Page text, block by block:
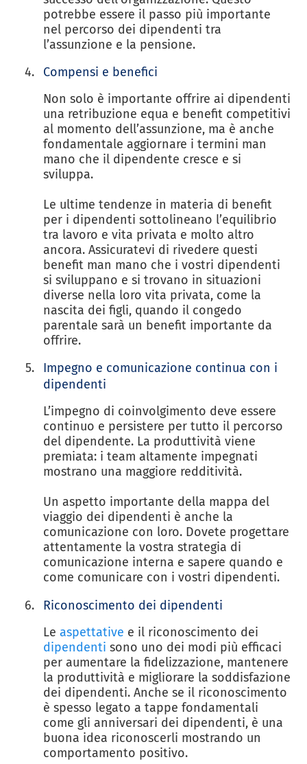
potrebbe essere il passo più importante
nel percorso dei dipendenti tra
l’assunzione e la pensione.
Compensi e benefici
Non solo è importante offrire ai dipendenti
una retribuzione equa e benefit competitivi
al momento dell’assunzione, ma è anche
fondamentale aggiornare i termini man
mano che il dipendente cresce e si
sviluppa.
Le ultime tendenze in materia di benefit
per i dipendenti sottolineano l’equilibrio
tra lavoro e vita privata e molto altro
ancora. Assicuratevi di rivedere questi
benefit man mano che i vostri dipendenti
si sviluppano e si trovano in situazioni
diverse nella loro vita privata, come la
nascita dei figli, quando il congedo
parentale sarà un benefit importante da
offrire.
Impegno e comunicazione continua con i
dipendenti
L’impegno di coinvolgimento deve essere
continuo e persistere per tutto il percorso
del dipendente. La produttività viene
premiata: i team altamente impegnati
mostrano una maggiore redditività.
Un aspetto importante della mappa del
viaggio dei dipendenti è anche la
comunicazione con loro. Dovete progettare
attentamente la vostra strategia di
comunicazione interna e sapere quando e
come comunicare con i vostri dipendenti.
Riconoscimento dei dipendenti
Le aspettative e il riconoscimento dei
dipendenti sono uno dei modi più efficaci
per aumentare la fidelizzazione, mantenere
la produttività e migliorare la soddisfazione
dei dipendenti. Anche se il riconoscimento
è spesso legato a tappe fondamentali
come gli anniversari dei dipendenti, è una
buona idea riconoscerli mostrando un
comportamento positivo.